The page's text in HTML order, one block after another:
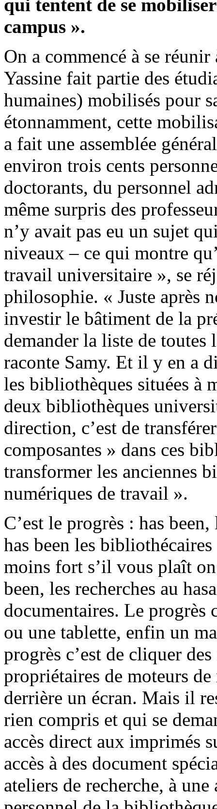
qui tentent de se
campus ».
On a commencé à se
Yassine fait partie des
humaines) mobilisés pour
étonnamment, cette
a fait une assemblée
environ trois cents
doctorants, du personnel
même surpris des
n’y avait pas eu un sujet
niveaux – ce qui montre
travail universitaire », se
philosophie. « Juste après
investir le bâtiment de la
demander la liste de toutes
raconte Samy. Et il y en a
les bibliothèques situées à
deux bibliothèques
direction, c’est de
composantes » dans ces
transformer les anciennes
numériques de travail ».
C’est le progrès : has
has been les
moins fort s’il vous plaît
been, les recherches au
documentaires. Le progrès
ou une tablette, enfin un
progrès c’est de cliquer
propriétaires de moteurs de
derrière un écran. Mais il
rien compris et qui se
accès direct aux imprimés
accès à des document
ateliers de recherche, à